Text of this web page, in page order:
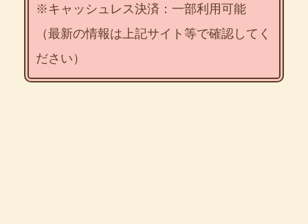
※キャッシュレス決済：一部利用可能
（最新の情報は上記サイト等で確認してく
ださい）